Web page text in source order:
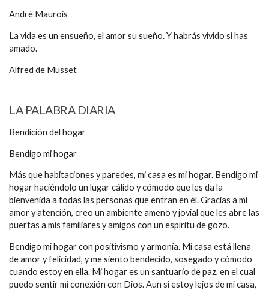
André Maurois
La vida es un ensueño, el amor su sueño. Y habrás vivido si has
amado.
Alfred de Musset
LA PALABRA DIARIA
Bendición del hogar
Bendigo mi hogar
Más que habitaciones y paredes, mi casa es mi hogar. Bendigo mi
hogar haciéndolo un lugar cálido y cómodo que les da la
bienvenida a todas las personas que entran en él. Gracias a mi
amor y atención, creo un ambiente ameno y jovial que les abre las
puertas a mis familiares y amigos con un espíritu de gozo.
Bendigo mi hogar con positivismo y armonía. Mi casa está llena
de amor y felicidad, y me siento bendecido, sosegado y cómodo
cuando estoy en ella. Mi hogar es un santuario de paz, en el cual
puedo sentir mi conexión con Dios. Aun si estoy lejos de mi casa,